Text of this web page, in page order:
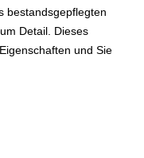
bestandsgepflegten
Detail. Dieses
und Sie